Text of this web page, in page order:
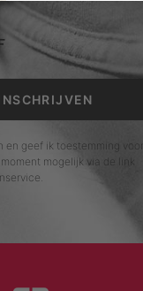
en geef ik toestemming voor
mogelijk via de link